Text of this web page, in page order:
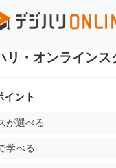
リ・オンラインス
イント
が選べる
学べる